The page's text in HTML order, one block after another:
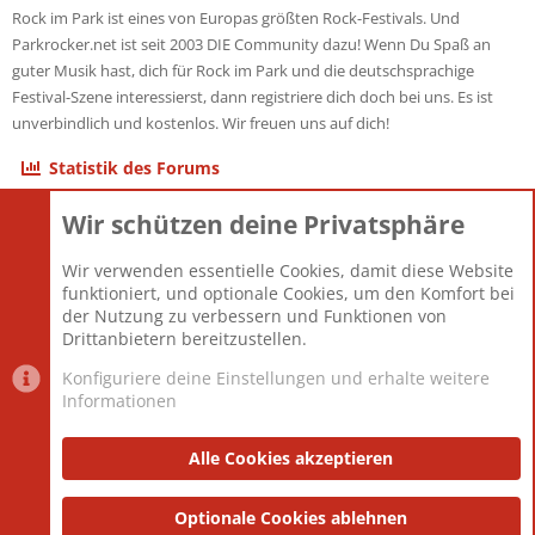
Rock im Park ist eines von Europas größten Rock-Festivals. Und
Parkrocker.net ist seit 2003 DIE Community dazu! Wenn Du Spaß an
guter Musik hast, dich für Rock im Park und die deutschsprachige
Festival-Szene interessierst, dann registriere dich doch bei uns. Es ist
unverbindlich und kostenlos. Wir freuen uns auf dich!
Statistik des Forums
Themen
Mitglieder
12.425
Neuestes Mitglied
Toddster85
Datenschutzerklärung Impressum
Community platform by XenForo® © 2010-2025 XenForo Ltd.
Wir schützen deine Privatsphäre
Wir verwenden essentielle Cookies, damit diese Website
funktioniert, und optionale Cookies, um den Komfort bei
der Nutzung zu verbessern und Funktionen von
Drittanbietern bereitzustellen.
Konfiguriere deine Einstellungen und erhalte weitere
Informationen
Alle Cookies akzeptieren
Optionale Cookies ablehnen